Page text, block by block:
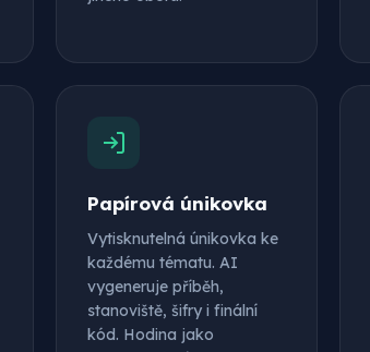
Papírová únikovka
Vytisknutelná únikovka ke
každému tématu. AI
vygeneruje příběh,
stanoviště, šifry i finální
kód. Hodina jako